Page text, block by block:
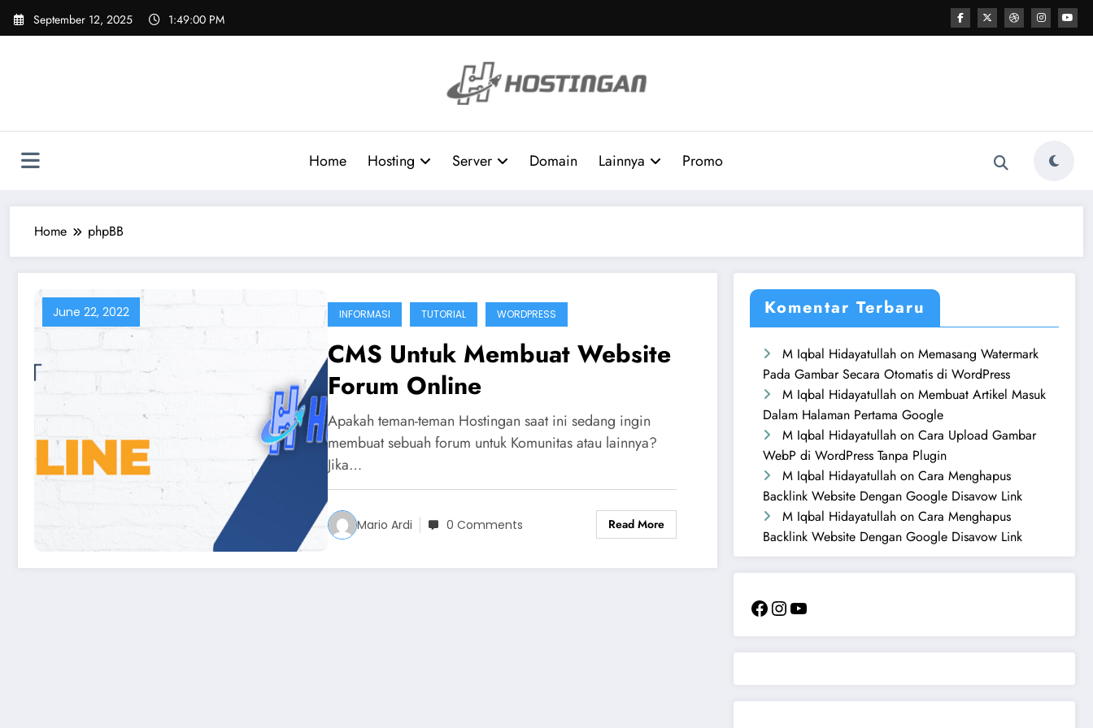
Skip
September 12, 2025 1:49:00 PM
Home Hosting Server Domain Lainnya Promo
Home phpBB
June 22, 2022 INFORMASI TUTORIAL WORDPRESS
CMS Untuk Membuat Website
Forum Online
Apakah teman-teman Hostingan saat ini sedang ingin
membuat sebuah forum untuk Komunitas atau lainnya?
Jika…
Mario Ardi 0 Comments Read More
Komentar Terbaru
M Iqbal Hidayatullah onMemasang Watermark
Pada Gambar Secara Otomatis di WordPress
M Iqbal Hidayatullah onMembuat Artikel Masuk
Dalam Halaman Pertama Google
M Iqbal Hidayatullah onCara Upload Gambar
WebP di WordPress Tanpa Plugin
M Iqbal Hidayatullah onCara Menghapus
Backlink Website Dengan Google Disavow Link
M Iqbal Hidayatullah onCara Menghapus
Backlink Website Dengan Google Disavow Link
Facebook
Instagram
YouTube